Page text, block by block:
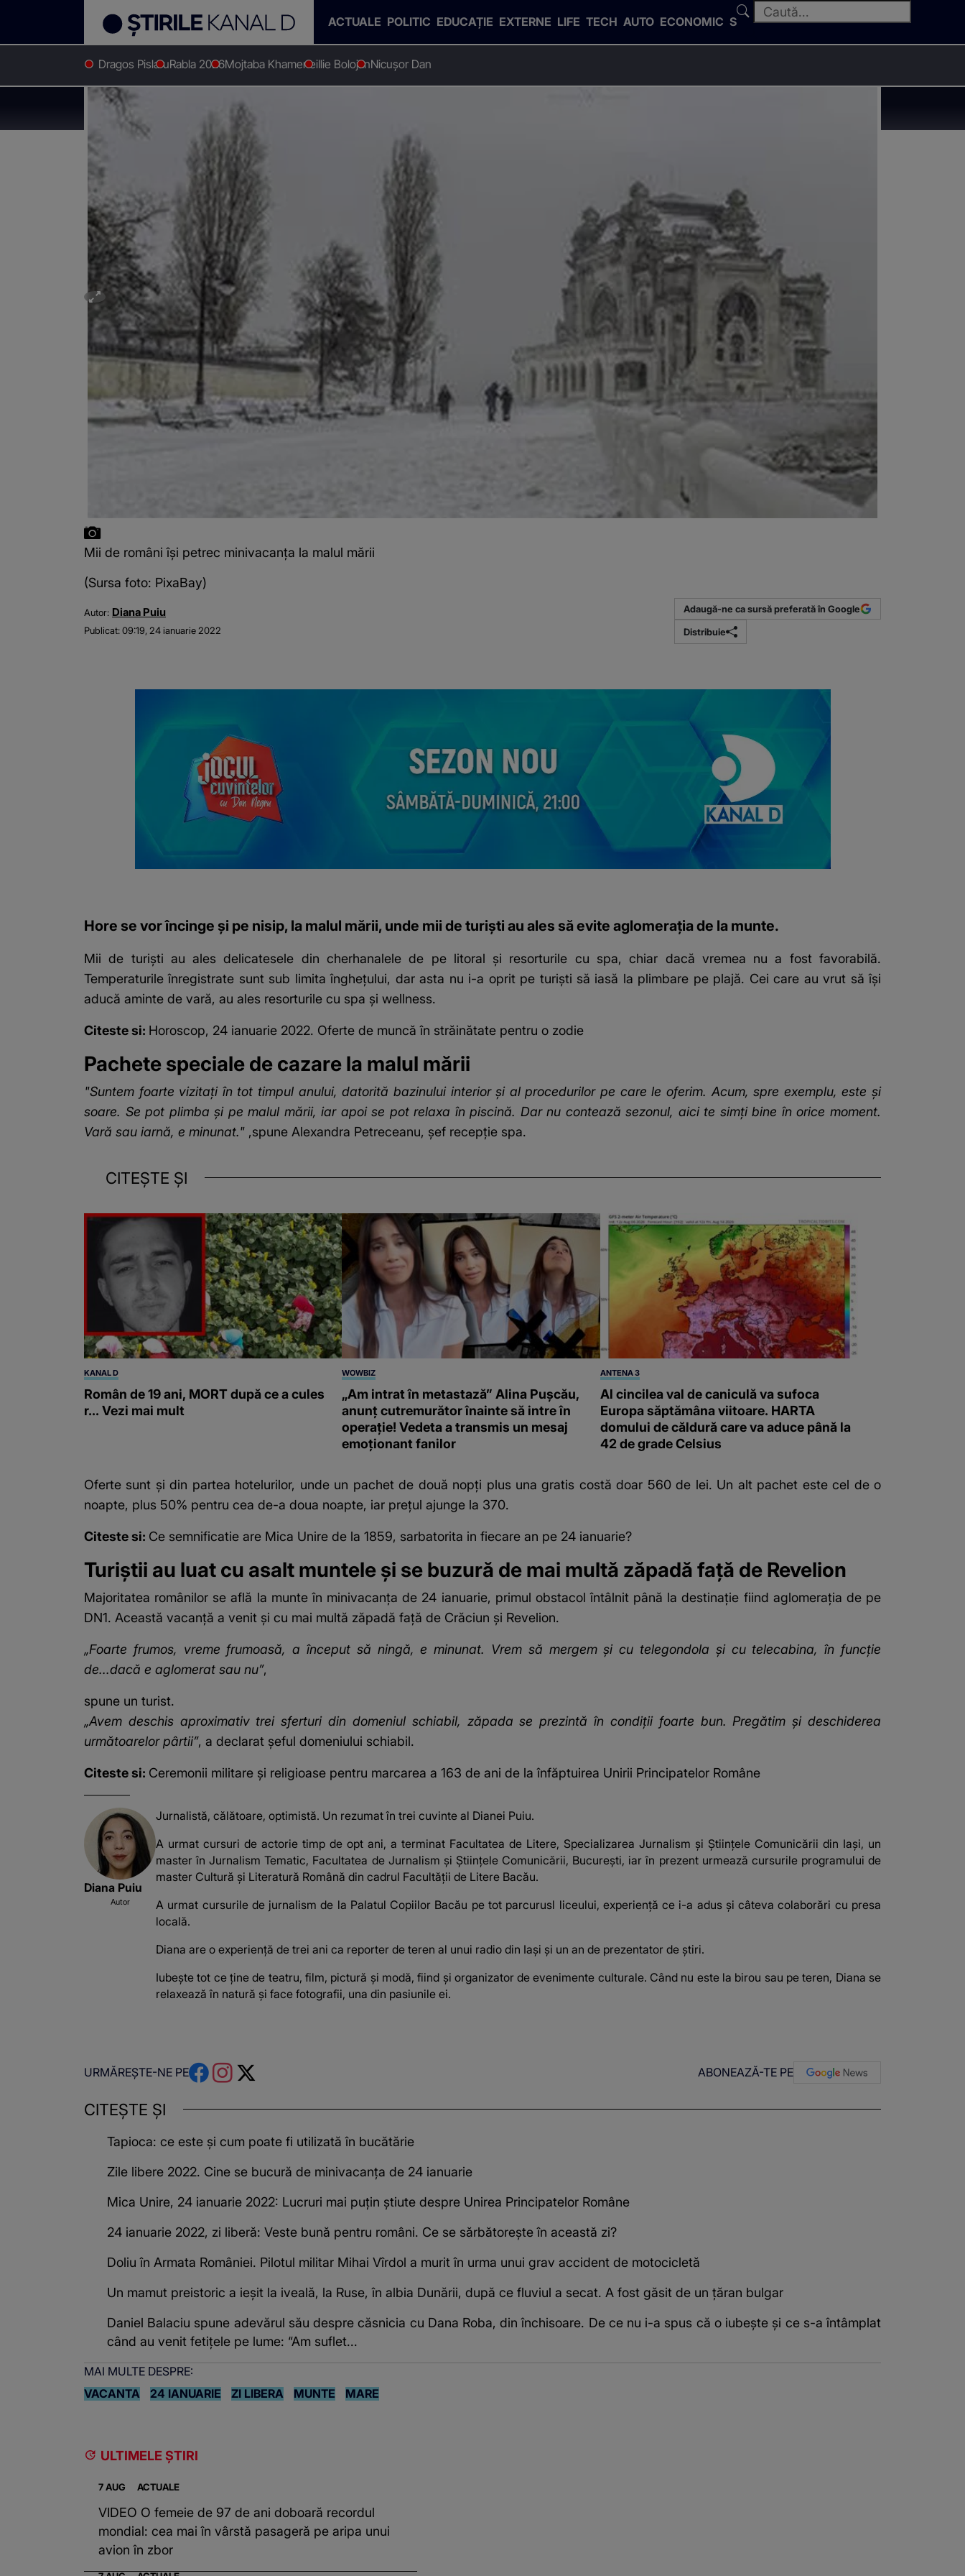
ACTUALE POLITIC EDUCAȚIE EXTERNE LIFE TECH AUTO ECONOMIC SPORT
Dragos PislaruRabla 2026Mojtaba KhameneiIlie BolojanNicușor Dan
Stirile Kanal D Stiri actuale Mii de români își petrec minivacanța la malul mării
Mii de români își petrec minivacanța la malul mării
Mii de români își petrec minivacanța la malul mării
(Sursa foto: PixaBay)
Autor: Diana Puiu
Publicat:09:19, 24 ianuarie 2022
Adaugă-ne ca sursă preferată în Google
Distribuie
Hore se vor încinge și pe nisip, la malul mării, unde mii de turiști au ales să evite aglomerația de la munte.
Mii de turiști au ales delicatesele din cherhanalele de pe litoral și resorturile cu spa, chiar dacă vremea nu a fost favorabilă.
Temperaturile înregistrate sunt sub limita înghețului, dar asta nu i-a oprit pe turiști să iasă la plimbare pe plajă. Cei care au vrut să își
aducă aminte de vară, au ales resorturile cu spa și wellness.
Citeste si: Horoscop, 24 ianuarie 2022. Oferte de muncă în străinătate pentru o zodie
Pachete speciale de cazare la malul mării
"Suntem foarte vizitaţi în tot timpul anului, datorită bazinului interior şi al procedurilor pe care le oferim. Acum, spre exemplu, este şi
soare. Se pot plimba şi pe malul mării, iar apoi se pot relaxa în piscină. Dar nu contează sezonul, aici te simţi bine în orice moment.
Vară sau iarnă, e minunat." ,spune Alexandra Petreceanu, șef recepție spa.
CITEȘTE ȘI
KANAL D
Român de 19 ani, MORT după ce a cules
r... Vezi mai mult
WOWBIZ
„Am intrat în metastază” Alina Pușcău,
anunț cutremurător înainte să intre în
operație! Vedeta a transmis un mesaj
emoționant fanilor
ANTENA 3
Al cincilea val de caniculă va sufoca
Europa săptămâna viitoare. HARTA
domului de căldură care va aduce până la
42 de grade Celsius
Oferte sunt și din partea hotelurilor, unde un pachet de două nopți plus una gratis costă doar 560 de lei. Un alt pachet este cel de o
noapte, plus 50% pentru cea de-a doua noapte, iar prețul ajunge la 370.
Citeste si: Ce semnificatie are Mica Unire de la 1859, sarbatorita in fiecare an pe 24 ianuarie?
Turiștii au luat cu asalt muntele și se buzură de mai multă zăpadă față de Revelion
Majoritatea românilor se află la munte în minivacanța de 24 ianuarie, primul obstacol întâlnit până la destinație fiind aglomerația de pe
DN1. Această vacanță a venit și cu mai multă zăpadă față de Crăciun și Revelion.
„Foarte frumos, vreme frumoasă, a început să ningă, e minunat. Vrem să mergem și cu telegondola și cu telecabina, în funcție
de...dacă e aglomerat sau nu”,
spune un turist.
„Avem deschis aproximativ trei sferturi din domeniul schiabil, zăpada se prezintă în condiții foarte bun. Pregătim și deschiderea
următoarelor pârtii”, a declarat șeful domeniului schiabil.
Citeste si: Ceremonii militare și religioase pentru marcarea a 163 de ani de la înfăptuirea Unirii Principatelor Române
Diana Puiu
Autor
Jurnalistă, călătoare, optimistă. Un rezumat în trei cuvinte al Dianei Puiu.
A urmat cursuri de actorie timp de opt ani, a terminat Facultatea de Litere, Specializarea Jurnalism și Științele Comunicării din Iași, un
master în Jurnalism Tematic, Facultatea de Jurnalism și Științele Comunicării, București, iar în prezent urmează cursurile programului de
master Cultură și Literatură Română din cadrul Facultății de Litere Bacău.
A urmat cursurile de jurnalism de la Palatul Copiilor Bacău pe tot parcurusl liceului, experiență ce i-a adus și câteva colaborări cu presa
locală.
Diana are o experiență de trei ani ca reporter de teren al unui radio din Iași și un an de prezentator de știri.
Iubește tot ce ține de teatru, film, pictură și modă, fiind și organizator de evenimente culturale. Când nu este la birou sau pe teren, Diana se
relaxează în natură și face fotografii, una din pasiunile ei.
URMĂREȘTE-NE PE ABONEAZĂ-TE PE
CITEȘTE ȘI
Tapioca: ce este și cum poate fi utilizată în bucătărie
Zile libere 2022. Cine se bucură de minivacanța de 24 ianuarie
Mica Unire, 24 ianuarie 2022: Lucruri mai puţin ştiute despre Unirea Principatelor Române
24 ianuarie 2022, zi liberă: Veste bună pentru români. Ce se sărbătoreşte în această zi?
Doliu în Armata României. Pilotul militar Mihai Vîrdol a murit în urma unui grav accident de motocicletă
Un mamut preistoric a ieșit la iveală, la Ruse, în albia Dunării, după ce fluviul a secat. A fost găsit de un țăran bulgar
Daniel Balaciu spune adevărul său despre căsnicia cu Dana Roba, din închisoare. De ce nu i-a spus că o iubește și ce s-a întâmplat
când au venit fetițele pe lume: “Am suflet...
MAI MULTE DESPRE:
VACANTA
24 IANUARIE ZI LIBERA MUNTE MARE
ULTIMELE ȘTIRI
7 AUG ACTUALE
VIDEO O femeie de 97 de ani doboară recordul
mondial: cea mai în vârstă pasageră pe aripa unui
avion în zbor